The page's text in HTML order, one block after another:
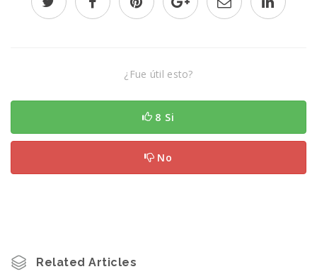
¿Fue útil esto?
8 Si
No
Related Articles